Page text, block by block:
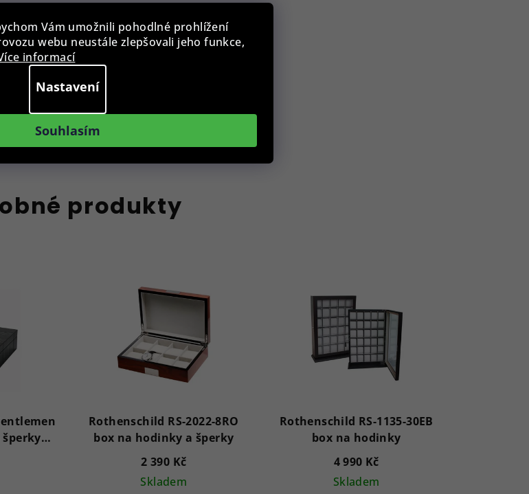
Vám umožnili pohodlné prohlížení
webu neustále zlepšovali jeho funkce,
informací
Nastavení
Souhlasím
4
produkty
Rothenschild RS-2022-8RO
box na hodinky a šperky
2 390 Kč
Skladem
Rothenschild RS-1135-30EB
box na hodinky
4 990 Kč
Skladem